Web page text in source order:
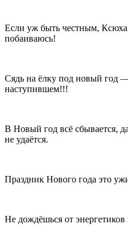
Если уж быть честным,
побаиваюсь!
Сядь на ёлку под новый год
наступившем!!!
В Новый год всё сбывается,
не удаётся.
Праздник Нового года это
Не дождёшься от энергетиков